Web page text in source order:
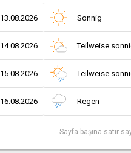
13.08.2026 Sonnig
14.08.2026 Teilweise
15.08.2026 Teilweise
16.08.2026 Regen
Sayfa başına satır